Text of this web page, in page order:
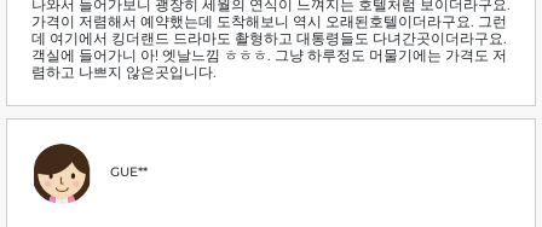
나와서 들어가보니 괭장히 세월의 연식이 느껴지는 호텔처럼 보이더라구요.
가격이 저렴해서 예약했는데 도착해보니 역시 오래된호텔이더라구요. 그런
데 여기에서 킹더랜드 드라마도 촬형하고 대통령들도 다녀간곳이더라구요.
객실에 들어가니 아! 엣날느낌 ㅎㅎㅎ. 그냥 하루정도 머물기에는 가격도 저
렴하고 나쁘지 않은곳입니다.
GUE**